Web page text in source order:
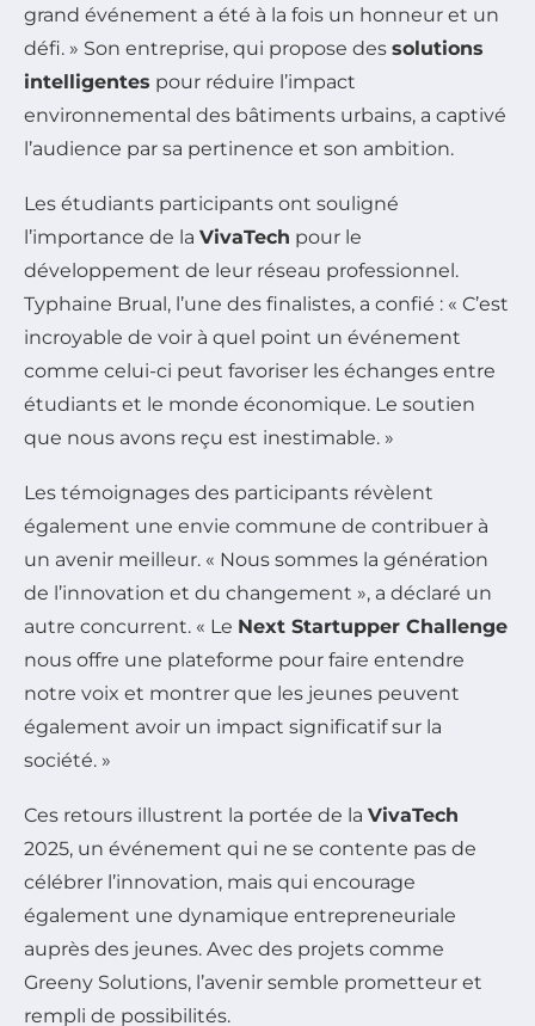
grand événement a été à la fois un honneur et un
défi. » Son entreprise, qui propose des solutions
intelligentes pour réduire l’impact
environnemental des bâtiments urbains, a captivé
l’audience par sa pertinence et son ambition.
Les étudiants participants ont souligné
l’importance de la VivaTech pour le
développement de leur réseau professionnel.
Typhaine Brual, l’une des finalistes, a confié : « C’est
incroyable de voir à quel point un événement
comme celui-ci peut favoriser les échanges entre
étudiants et le monde économique. Le soutien
que nous avons reçu est inestimable. »
Les témoignages des participants révèlent
également une envie commune de contribuer à
un avenir meilleur. « Nous sommes la génération
de l’innovation et du changement », a déclaré un
autre concurrent. « Le Next Startupper Challenge
nous offre une plateforme pour faire entendre
notre voix et montrer que les jeunes peuvent
également avoir un impact significatif sur la
société. »
Ces retours illustrent la portée de la VivaTech
2025, un événement qui ne se contente pas de
célébrer l’innovation, mais qui encourage
également une dynamique entrepreneuriale
auprès des jeunes. Avec des projets comme
Greeny Solutions, l’avenir semble prometteur et
rempli de possibilités.